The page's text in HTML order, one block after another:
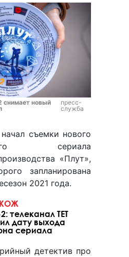
снимает новый
пресс-
служба
съемки нового
сериала
«Плут»,
запланирована
2021 года.
телеканал ТЕТ
дату выхода
сериала
детектив про